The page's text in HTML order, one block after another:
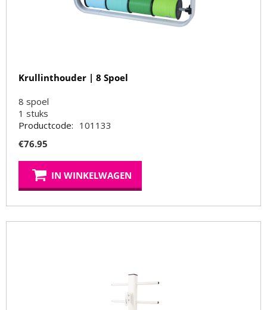
Krullinthouder | 8 Spoel
8 spoel
1 stuks
Productcode: 101133
€76.95
IN WINKELWAGEN